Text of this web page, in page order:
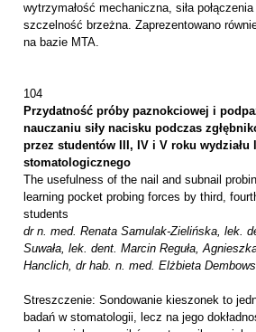
wytrzymałość mechaniczna, siła
szczelność brzeżna. Zaprezentowano
na bazie MTA.
104
Przydatność próby paznokciowej i
nauczaniu siły nacisku podczas
przez studentów III, IV i V roku wydziału
stomatologicznego
The usefulness of the nail and subnail
learning pocket probing forces by third,
students
dr n. med. Renata Samulak-Zielińska, lek.
Suwała, lek. dent. Marcin Reguła,
Hanclich, dr hab. n. med. Elżbieta
Streszczenie: Sondowanie kieszonek to
badań w stomatologii, lecz na jego